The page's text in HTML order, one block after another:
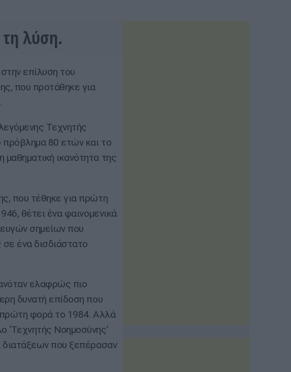
λύση.
επίλυση του
που προτάθηκε για
.
Τεχνητής
80 ετών και το
ικανότητα της
που τέθηκε για πρώτη
θέτει ένα φαινομενικά
σημείων που
ένα δισδιάστατο
ελαφρώς πιο
δυνατή επίδοση που
πρώτη φορά το 1984. Αλλά
‘Τεχνητής Νοημοσύνης’
διατάξεων που ξεπέρασαν